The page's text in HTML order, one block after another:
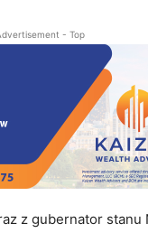
- Top
z gubernator stanu